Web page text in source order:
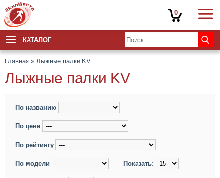
КАТАЛОГ
Главная » Лыжные палки KV
Лыжные палки KV
По названию
По цене
По рейтингу
По модели Показать:
0